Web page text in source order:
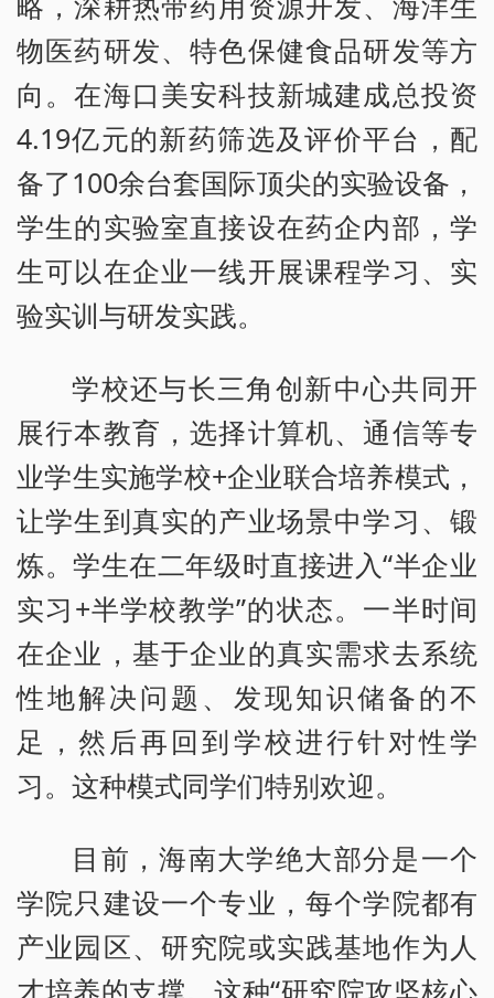
物医药研发、特色保健食品研发等方
向。在海口美安科技新城建成总投资
4.19亿元的新药筛选及评价平台，配
备了100余台套国际顶尖的实验设备，
学生的实验室直接设在药企内部，学
生可以在企业一线开展课程学习、实
验实训与研发实践。
学校还与长三角创新中心共同开
展行本教育，选择计算机、通信等专
业学生实施学校+企业联合培养模式，
让学生到真实的产业场景中学习、锻
炼。学生在二年级时直接进入“半企业
实习+半学校教学”的状态。一半时间
在企业，基于企业的真实需求去系统
性地解决问题、发现知识储备的不
足，然后再回到学校进行针对性学
习。这种模式同学们特别欢迎。
目前，海南大学绝大部分是一个
学院只建设一个专业，每个学院都有
产业园区、研究院或实践基地作为人
才培养的支撑。这种“研究院攻坚核心